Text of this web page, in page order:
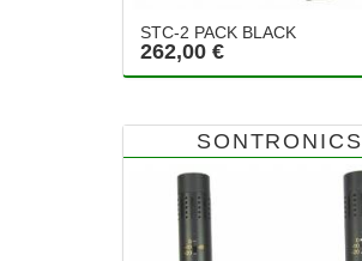
STC-2 PACK BLACK
262,00 €
SONTRONICS